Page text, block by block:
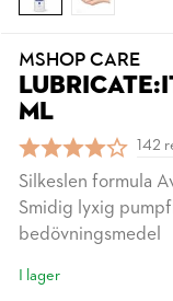
MSHOP CARE
ML
142
Silkeslen formula
Smidig lyxig
bedövningsmedel
I lager